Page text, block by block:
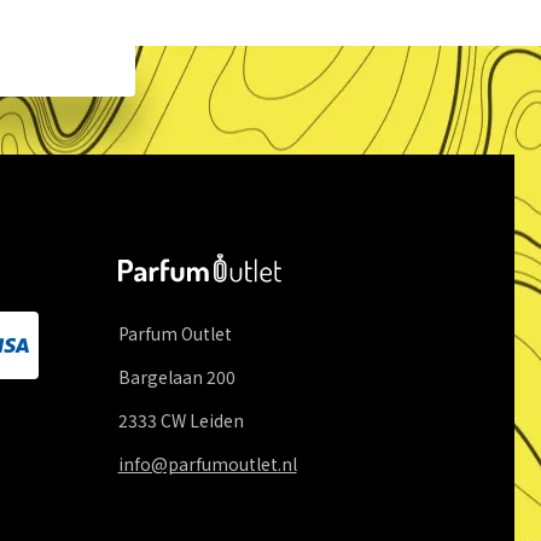
Parfum Outlet
Bargelaan 200
2333 CW Leiden
info@parfumoutlet.nl